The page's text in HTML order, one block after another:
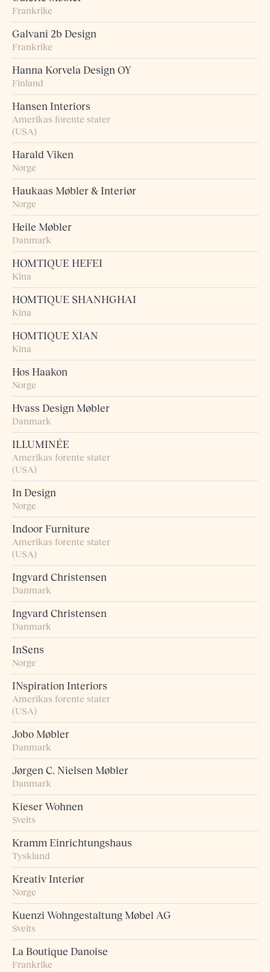
Frankrike
Galvani 2b Design
Frankrike
Hanna Korvela Design OY
Finland
Hansen Interiors
Amerikas forente stater
(USA)
Harald Viken
Norge
Haukaas Møbler & Interiør
Norge
Heile Møbler
Danmark
HOMTIQUE HEFEI
Kina
HOMTIQUE SHANHGHAI
Kina
HOMTIQUE XIAN
Kina
Hos Haakon
Norge
Hvass Design Møbler
Danmark
ILLUMINÉE
Amerikas forente stater
(USA)
In Design
Norge
Indoor Furniture
Amerikas forente stater
(USA)
Ingvard Christensen
Danmark
Ingvard Christensen
Danmark
InSens
Norge
INspiration Interiors
Amerikas forente stater
(USA)
Jobo Møbler
Danmark
Jørgen C. Nielsen Møbler
Danmark
Kieser Wohnen
Sveits
Kramm Einrichtungshaus
Tyskland
Kreativ Interiør
Norge
Kuenzi Wohngestaltung Møbel AG
Sveits
La Boutique Danoise
Frankrike